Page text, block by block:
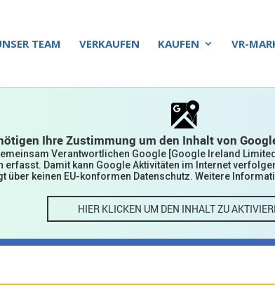
TEAM VERKAUFEN KAUFEN VR-
Ihre Zustimmung um den Inhalt von
Verantwortlichen Google [Google Ireland
Damit kann Google Aktivitäten im Internet
über keinen EU-konformen Datenschutz. Weitere
HIER KLICKEN UM DEN INHALT ZU